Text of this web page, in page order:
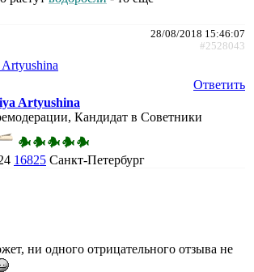
28/08/2018 15:46:07
#2528043
Ответить
Artyushina
Кандидат в Советники
16825 Санкт-Петербург
ни одного отрицательного отзыва не